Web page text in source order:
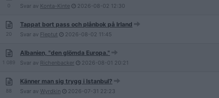
0 Svar av Konta-Kinte 2026-08-02 12:30
20
Tappat bort pass och plånbok på Irland
Svar av Fleptut 2026-08-02 11:45
1 089
Albanien, "den glömda Europa."
Svar av Richenbacker 2026-08-01 20:21
88
Känner man sig trygg i Istanbul?
Svar av Wyrdkin 2026-07-31 22:23